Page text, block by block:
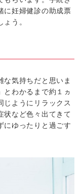
に妊婦健診の助成票
う。
気持ちだと思いま
わかるまで約１ヵ
じようにリラックス
状など色々出てきて
にゆったりと過ごす